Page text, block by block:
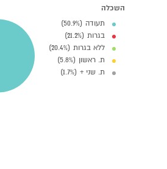
השכלה
תעודה (50.9%)
בגרות (21.2%)
ללא בגרות (20.4%)
ת. ראשון (5.8%)
ת. שני + (1.7%)